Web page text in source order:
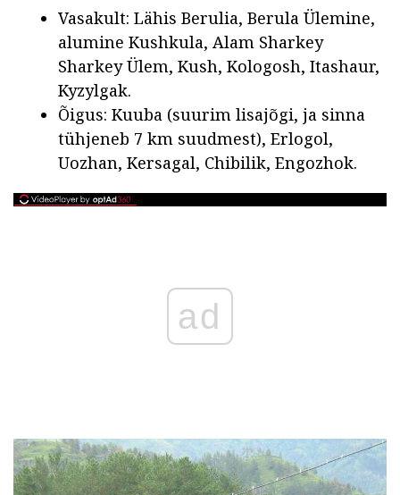
Vasakult: Lähis Berulia, Berula Ülemine,
alumine Kushkula, Alam Sharkey
Sharkey Ülem, Kush, Kologosh, Itashaur,
Kyzylgak.
Õigus: Kuuba (suurim lisajõgi, ja sinna
tühjeneb 7 km suudmest), Erlogol,
Uozhan, Kersagal, Chibilik, Engozhok.
ad